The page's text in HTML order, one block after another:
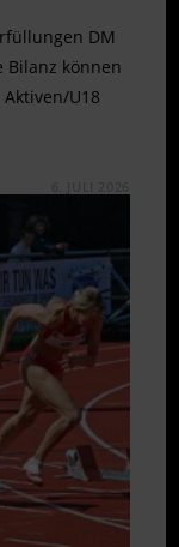
DM
Bilanz können
U18